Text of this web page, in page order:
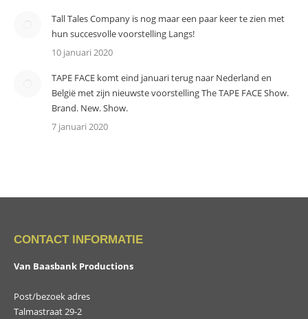
Tall Tales Company is nog maar een paar keer te zien met
hun succesvolle voorstelling Langs!
10 januari 2020
TAPE FACE komt eind januari terug naar Nederland en
België met zijn nieuwste voorstelling The TAPE FACE Show.
Brand. New. Show.
7 januari 2020
CONTACT INFORMATIE
Van Baasbank Productions
Post/bezoek adres
Talmastraat 29-2